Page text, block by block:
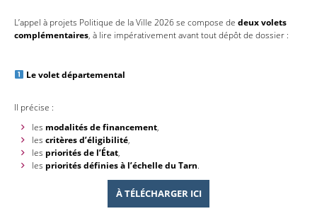
L’appel à projets Politique de la Ville 2026 se compose de deux volets
complémentaires, à lire impérativement avant tout dépôt de dossier :
Le volet départemental
Il précise :
les modalités de financement,
les critères d’éligibilité,
les priorités de l’État,
les priorités définies à l’échelle du Tarn.
À TÉLÉCHARGER ICI